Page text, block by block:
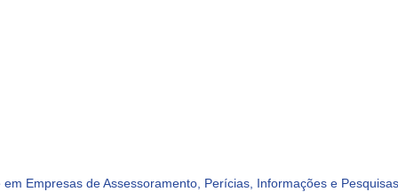
Empresas de Assessoramento, Perícias, Informações e